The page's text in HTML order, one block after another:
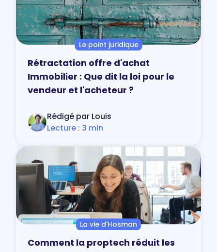
Le point juridique
Rétractation offre d'achat
Immobilier : Que dit la loi pour le
vendeur et l'acheteur ?
Rédigé par Louis
Lecture : 3 min
La vie d'Hosman
Comment la proptech réduit les